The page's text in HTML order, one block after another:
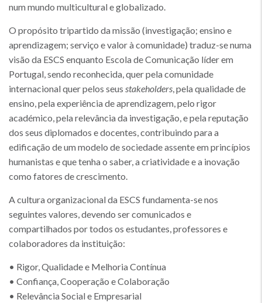
num mundo multicultural e globalizado.
O propósito tripartido da missão (investigação; ensino e
aprendizagem; serviço e valor à comunidade) traduz-se numa
visão da ESCS enquanto Escola de Comunicação líder em
Portugal, sendo reconhecida, quer pela comunidade
internacional quer pelos seus stakeholders , pela qualidade de
ensino, pela experiência de aprendizagem, pelo rigor
académico, pela relevância da investigação, e pela reputação
dos seus diplomados e docentes, contribuindo para a
edificação de um modelo de sociedade assente em princípios
humanistas e que tenha o saber, a criatividade e a inovação
como fatores de crescimento.
A cultura organizacional da ESCS fundamenta-se nos
seguintes valores, devendo ser comunicados e
compartilhados por todos os estudantes, professores e
colaboradores da instituição:
• Rigor, Qualidade e Melhoria Contínua
• Confiança, Cooperação e Colaboração
• Relevância Social e Empresarial